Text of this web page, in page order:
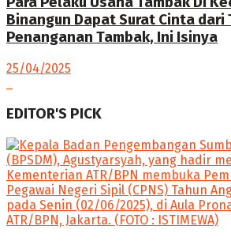
Binangun Dapat Surat Cinta dari
Penanganan Tambak, Ini Isinya
25/04/2025
EDITOR'S PICK